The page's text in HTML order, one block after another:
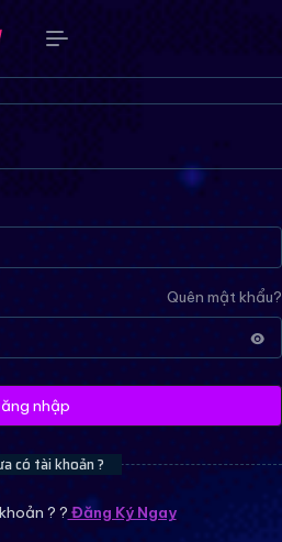
Quên mật khẩu?
nhập
có tài khoản ?
? ? Đăng Ký Ngay